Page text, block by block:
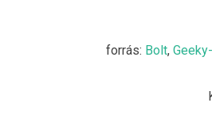
forrás: Bolt,